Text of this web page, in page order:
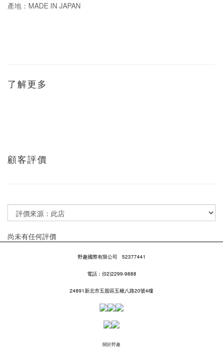
產地：MADE IN JAPAN
了解更多
顧客評價
尚未有任何評價
野趣國際有限公司 52377441
電話：(02)2299-9888
24891新北市五股區五權八路20號4樓
關於野趣